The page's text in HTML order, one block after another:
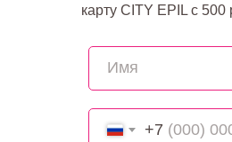
+7
карту CITY EPIL с 500